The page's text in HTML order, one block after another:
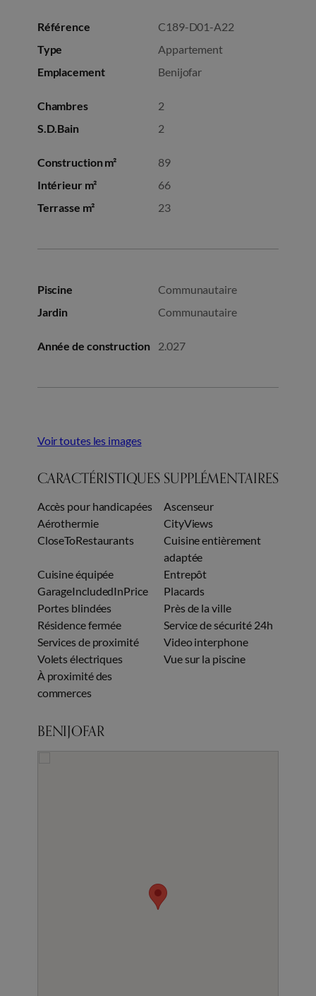
Référence
C189-D01-A22
Type
Appartement
Emplacement
Benijofar
Chambres
2
S.D.Bain
2
Construction m²
89
Intérieur m²
66
Terrasse m²
23
Piscine
Communautaire
Jardin
Communautaire
Année de construction 2.027
Voir toutes les images
CARACTÉRISTIQUES SUPPLÉMENTAIRES
Accès pour handicapées
Ascenseur
Aérothermie
CityViews
CloseToRestaurants
Cuisine entièrement
adaptée
Cuisine équipée
Entrepôt
GarageIncludedInPrice
Placards
Portes blindées
Près de la ville
Résidence fermée
Service de sécurité 24h
Services de proximité
Video interphone
Volets électriques
Vue sur la piscine
À proximité des
commerces
BENIJOFAR